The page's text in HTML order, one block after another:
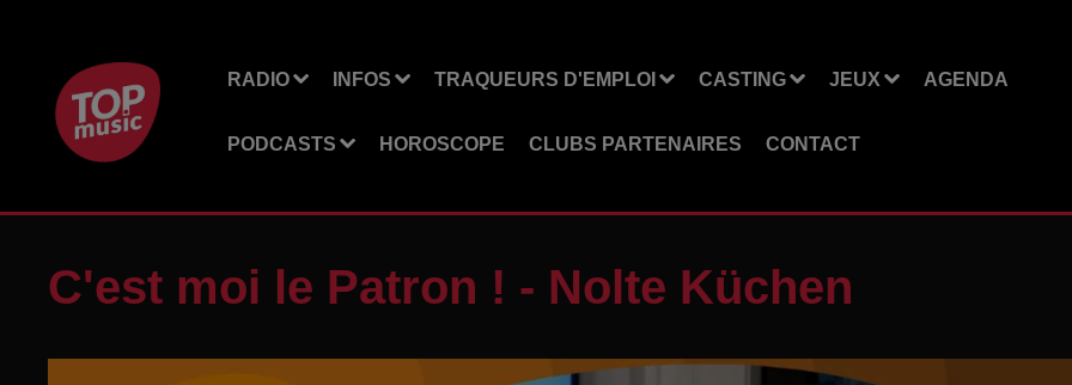
RADIO INFOS TRAQUEURS D'EMPLOI CASTING JEUX AGENDA
PODCASTS HOROSCOPE CLUBS PARTENAIRES CONTACT
C'est moi le Patron ! - Nolte Küchen